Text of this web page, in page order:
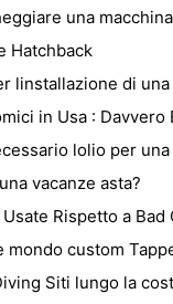
una
Hatchback
linstallazione di
in Usa : Davvero
vacanze asta?
Rispetto a Bad
mondo custom